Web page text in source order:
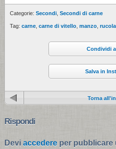
Categorie: Secondi Secondi di carne
Tag: carne carne di vitello manzo rucola
Condividi
Salva in
Torna
Rispondi
Devi accedere per pubblicare